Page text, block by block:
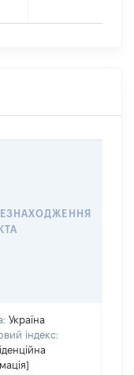
Україна
індекс: